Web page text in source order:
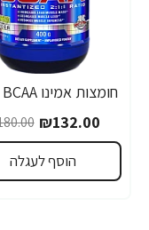
-27%
₪132.00
הוסף לעגלה